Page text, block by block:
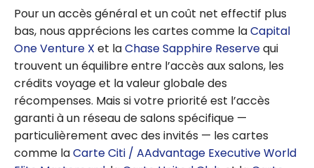
Pour un accès général et un coût net effectif plus
bas, nous apprécions les cartes comme laCapital
One Venture X et laChase Sapphire Reservequi
trouvent un équilibre entre l’accès aux salons, les
crédits voyage et la valeur globale des
récompenses. Mais si votre priorité est l’accès
garanti à un réseau de salons spécifique —
particulièrement avec des invités — les cartes
comme laCarte Citi / AAdvantage Executive World